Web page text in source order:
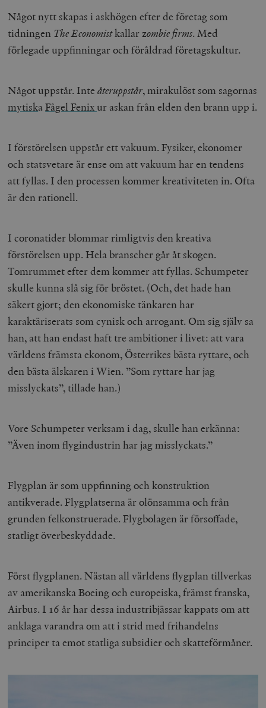
Något nytt skapas i askhögen efter de företag som
tidningen The Economistkallar zombie firms. Med
förlegade uppfinningar och föråldrad företagskultur.
Något uppstår. Inteåteruppstår, mirakulöst som sagornas
mytiskaFågel Fenix ur askan från elden den brann upp i.
I förstörelsen uppstår ett vakuum. Fysiker, ekonomer
och statsvetare är ense om att vakuum har en tendens
att fyllas. I den processen kommer kreativiteten in. Ofta
är den rationell.
I coronatider blommar rimligtvis den kreativa
förstörelsen upp. Hela branscher går åt skogen.
Tomrummet efter dem kommer att fyllas. Schumpeter
skulle kunna slå sig för bröstet. (Och, det hade han
säkert gjort; den ekonomiske tänkaren har
karaktäriserats som cynisk och arrogant. Om sig själv sa
han, att han endast haft tre ambitioner i livet: att vara
världens främsta ekonom, Österrikes bästa ryttare, och
den bästa älskaren i Wien. ”Som ryttare har jag
misslyckats”, tillade han.)
Vore Schumpeter verksam i dag, skulle han erkänna:
”Även inom flygindustrin har jag misslyckats.”
Flygplan är som uppfinning och konstruktion
antikverade. Flygplatserna är olönsamma och från
grunden felkonstruerade. Flygbolagen är försoffade,
statligt överbeskyddade.
Först flygplanen. Nästan all världens flygplan tillverkas
av amerikanska Boeing och europeiska, främst franska,
Airbus. I 16 år har dessa industribjässar kappats om att
anklaga varandra om att i strid med frihandelns
principer ta emot statliga subsidier och skatteförmåner.